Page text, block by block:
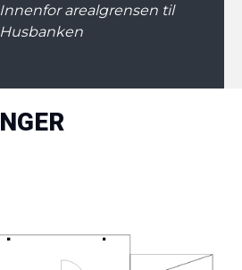
Innenfor arealgrensen til
Husbanken